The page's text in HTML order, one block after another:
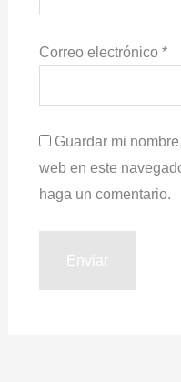
Correo electrónico *
Guardar mi
web en este
haga un comentario.